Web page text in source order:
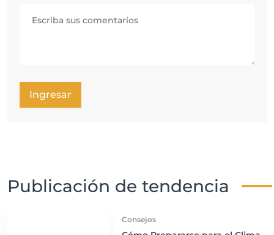
Ingresar
Publicación de tendencia
Consejos